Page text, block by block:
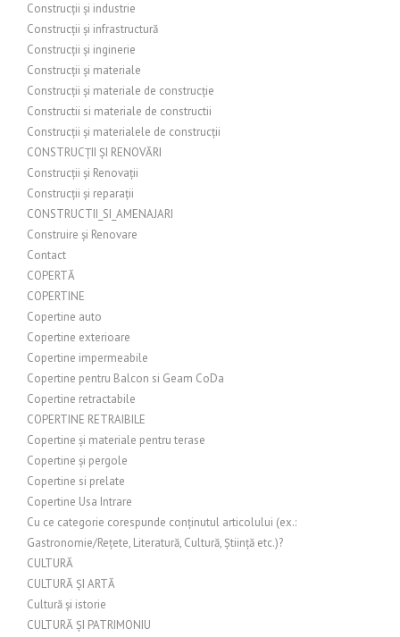
Construcții și industrie
Construcții și infrastructură
Construcții și inginerie
Construcții și materiale
Construcții și materiale de construcție
Constructii si materiale de constructii
Construcții și materialele de construcții
CONSTRUCȚII ȘI RENOVĂRI
Construcții și Renovații
Construcții și reparații
CONSTRUCTII_SI_AMENAJARI
Construire și Renovare
Contact
COPERTĂ
COPERTINE
Copertine auto
Copertine exterioare
Copertine impermeabile
Copertine pentru Balcon si Geam CoDa
Copertine retractabile
COPERTINE RETRAIBILE
Copertine și materiale pentru terase
Copertine și pergole
Copertine si prelate
Copertine Usa Intrare
Cu ce categorie corespunde conținutul articolului (ex.:
Gastronomie/Rețete, Literatură, Cultură, Știință etc.)?
CULTURĂ
CULTURĂ ȘI ARTĂ
Cultură și istorie
CULTURĂ ȘI PATRIMONIU